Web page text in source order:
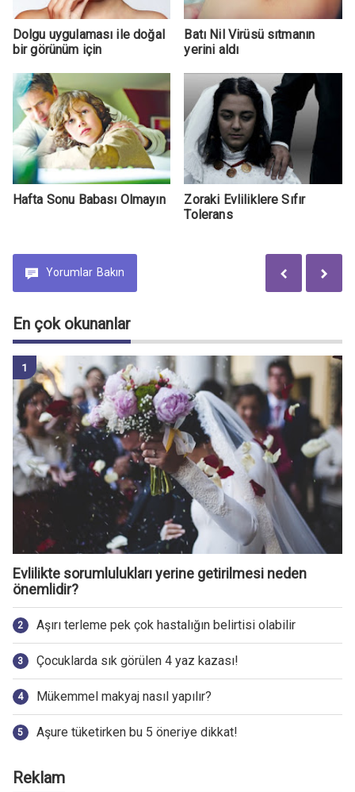
Dolgu uygulaması ile doğal
bir görünüm için
Batı Nil Virüsü sıtmanın
yerini aldı
Hafta Sonu Babası Olmayın
Zoraki Evliliklere Sıfır
Tolerans
Yorumlar Bakın
En çok okunanlar
Evlilikte sorumlulukları yerine getirilmesi neden
önemlidir?
Aşırı terleme pek çok hastalığın belirtisi olabilir
Çocuklarda sık görülen 4 yaz kazası!
Mükemmel makyaj nasıl yapılır?
Aşure tüketirken bu 5 öneriye dikkat!
Reklam